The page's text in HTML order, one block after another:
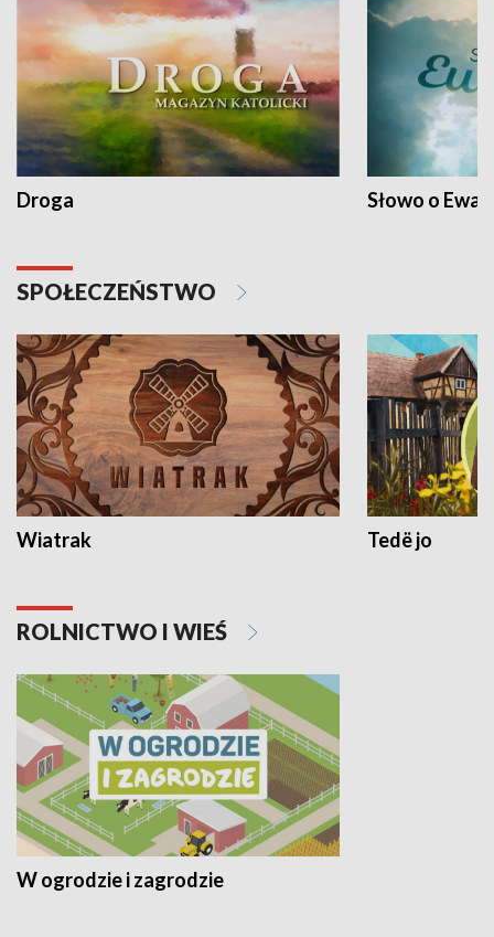
Droga Słowo o
SPOŁECZEŃSTWO
Wiatrak Tedë jo
ROLNICTWO I WIEŚ
W ogrodzie i zagrodzie